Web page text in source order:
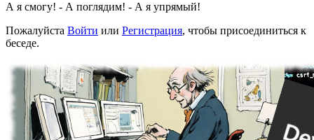
А я смогу! - А поглядим! - А я упрямый!
Пожалуйста Войти или Регистрация, чтобы присоединиться к
беседе.